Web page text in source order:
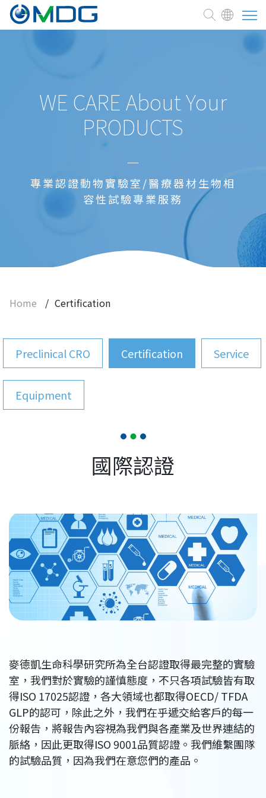
About
WE CARE About Your
PRODUCTS
專業認證動物實驗室/醫療器材生物相
容性試驗專業服務
Home / Certification
Preclinical CRO Certification Service
Equipment
國際認證
麥德凱生命科學研究所為全台認證取得最完整的實驗
室，我們對於實驗的謹慎態度，不只各項試驗皆有取
得ISO 17025認證，各大領域也都取得OECD/ TFDA
GLP的認可，除此之外，我們在乎遞交給客戶的每一
份報告，將報告內容視為我們與各產業及世界連結的
脈絡，因此更取得ISO 9001品質認證。我們維繫團隊
的試驗品質，因為我們在意您們的產品。